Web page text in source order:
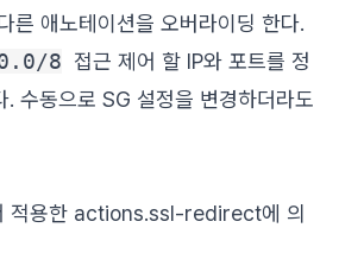
애노테이션을 오버라이딩 한다.
8 접근 제어 할 IP와 포트를 정
수동으로 SG 설정을 변경하더라도
적용한 actions.ssl-redirect에 의